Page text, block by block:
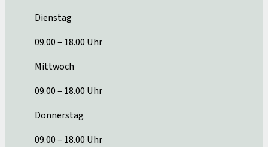
Dienstag
09.00 – 18.00 Uhr
Mittwoch
09.00 – 18.00 Uhr
Donnerstag
09.00 – 18.00 Uhr